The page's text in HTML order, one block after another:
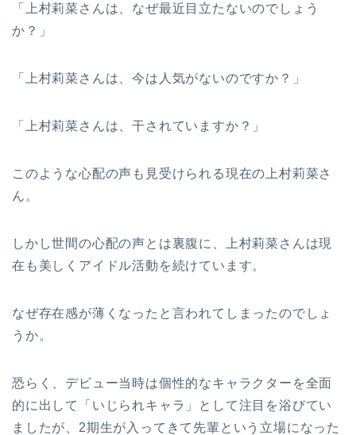
「上村莉菜さんは、なぜ最近目立たないのでしょう
か？」
「上村莉菜さんは、今は人気がないのですか？」
「上村莉菜さんは、干されていますか？」
このような心配の声も見受けられる現在の上村莉菜さ
ん。
しかし世間の心配の声とは裏腹に、上村莉菜さんは現
在も美しくアイドル活動を続けています。
なぜ存在感が薄くなったと言われてしまったのでしょ
うか。
恐らく、デビュー当時は個性的なキャラクターを全面
的に出して「いじられキャラ」として注目を浴びてい
ましたが、2期生が入ってきて先輩という立場になった